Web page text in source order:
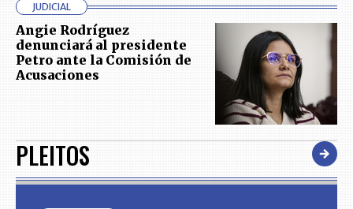
JUDICIAL
Angie Rodríguez
denunciará al presidente
Petro ante la Comisión de
Acusaciones
PLEITOS